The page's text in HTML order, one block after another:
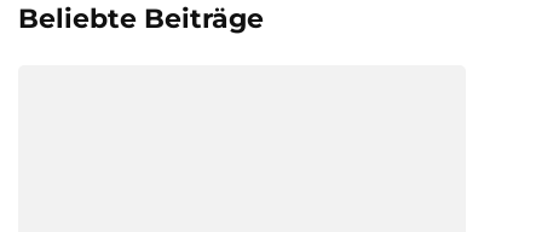
Beliebte Beiträge